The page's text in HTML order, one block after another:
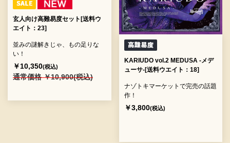
玄人向け高難易度セット[送料ウ
エイト：23]
並みの謎解きじゃ、もの足りな
い！
￥10,350(税込)
通常価格 ￥10,900(税込)
KARIUDO vol.2 MEDUSA -メデ
ューサ-[送料ウエイト：18]
ナゾトキマーケットで完売の話題
作！
￥3,800(税込)